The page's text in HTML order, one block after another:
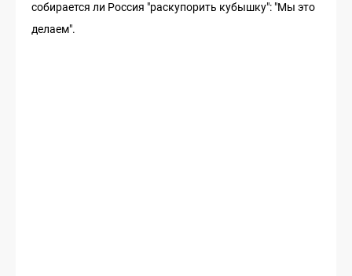
собирается ли Россия "раскупорить кубышку": "Мы это
делаем".